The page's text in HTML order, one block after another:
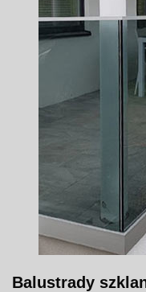
Balustrady